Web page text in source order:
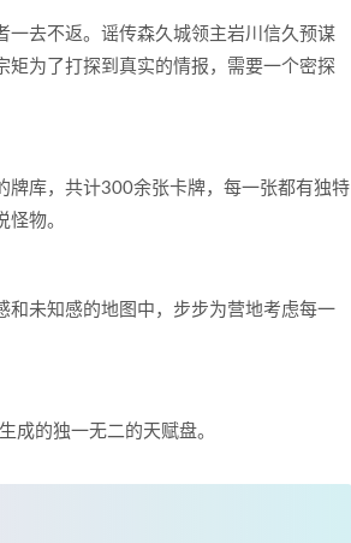
一去不返。谣传森久城领主岩川信久预谋
为了打探到真实的情报，需要一个密探
牌库，共计300余张卡牌，每一张都有独特
物。
和未知感的地图中，步步为营地考虑每一
成的独一无二的天赋盘。